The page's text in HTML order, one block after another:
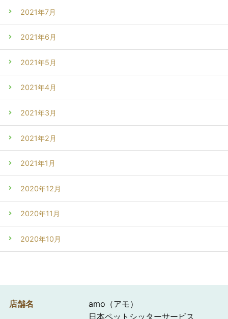
2021年7月
2021年6月
2021年5月
2021年4月
2021年3月
2021年2月
2021年1月
2020年12月
2020年11月
2020年10月
店舗名
amo（アモ）
日本ペットシッターサービス